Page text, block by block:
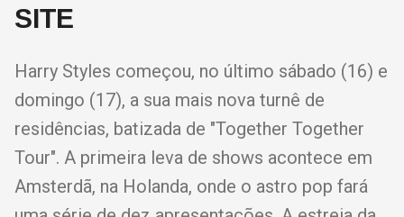
SITE
Harry Styles começou, no último sábado (16) e
domingo (17), a sua mais nova turnê de
residências, batizada de "Together Together
Tour". A primeira leva de shows acontece em
Amsterdã, na Holanda, onde o astro pop fará